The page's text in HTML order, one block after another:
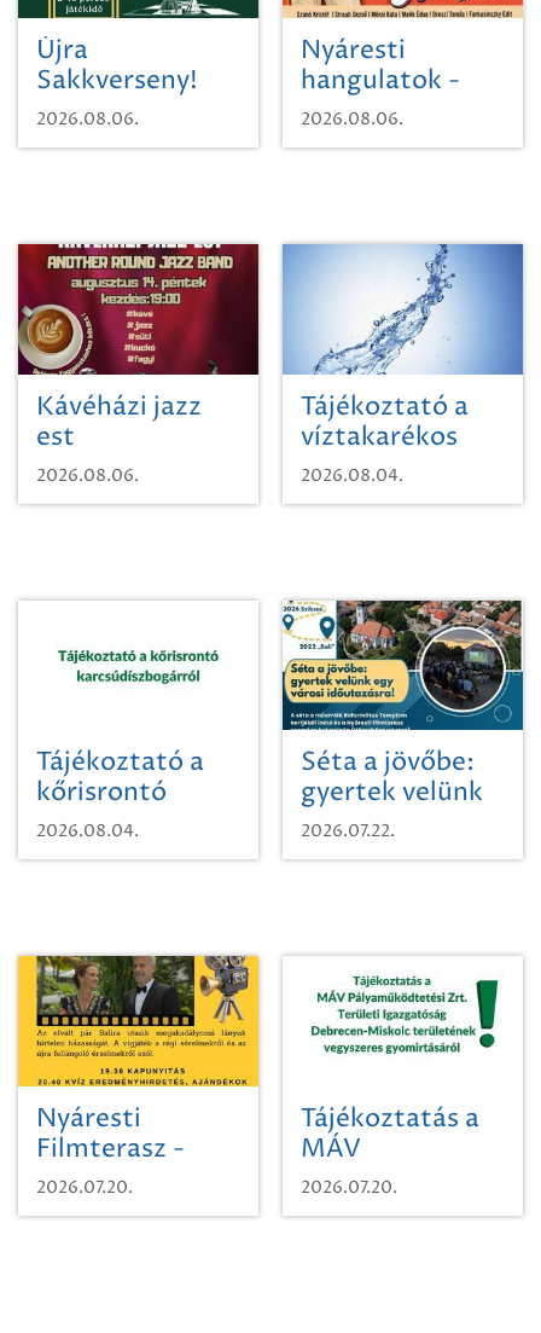
Újra
Sakkverseny!
2026.08.06.
Nyáresti
hangulatok -
Mágnás Miska
2026.08.06.
Kávéházi jazz
est
2026.08.06.
Tájékoztató a
víztakarékos
vízhasználatról
2026.08.04.
Tájékoztató a
kőrisrontó
karcsúdíszbogárról
2026.08.04.
Séta a jövőbe:
gyertek velünk
egy városi
időutazásra!
2026.07.22.
Nyáresti
Filmterasz -
Beugró a
Paradicsomba
2026.07.20.
Tájékoztatás a
MÁV
Pályaműködtetési
Zrt. Területi
2026.07.20.